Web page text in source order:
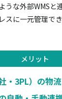
うな外部WMSと
スに一元管理で
メリット
・3PL）の物